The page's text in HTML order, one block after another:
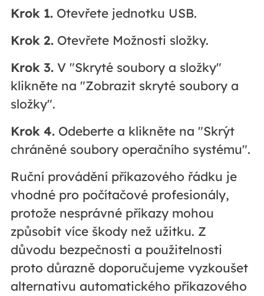
Krok 1.Otevřete jednotku USB.
Krok 2.Otevřete Možnosti složky.
Krok 3.V "Skryté soubory a složky"
klikněte na "Zobrazit skryté soubory a
složky".
Krok 4.Odeberte a klikněte na "Skrýt
chráněné soubory operačního systému".
Ruční provádění příkazového řádku je
vhodné pro počítačové profesionály,
protože nesprávné příkazy mohou
způsobit více škody než užitku. Z
důvodu bezpečnosti a použitelnosti
proto důrazně doporučujeme vyzkoušet
alternativu automatického příkazového